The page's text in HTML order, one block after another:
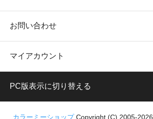
お問い合わせ
マイアカウント
PC版表示に切り替える
カラーミーショップ Copyright (C) 2005-2026